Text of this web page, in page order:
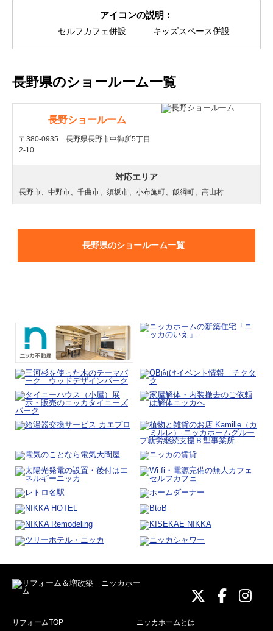
アイコンの説明：
セルフカフェ併設 キッズスペース併設
長野県のショールーム一覧
長野ショールーム
〒380-0935 長野県長野市中御所5丁目
2-10
対応エリア
長野市、中野市、千曲市、須坂市、小布施町、飯綱町、高山村
長野県のショールーム一覧
ニッカ
ニッニ
リフォームTOP ニッカホームとは